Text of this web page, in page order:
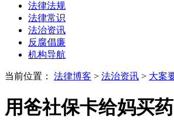
法律法规
法律常识
法治资讯
反腐倡廉
机构导航
当前位置： 法律博客 > 法治资讯 > 大案
用爸社保卡给妈买